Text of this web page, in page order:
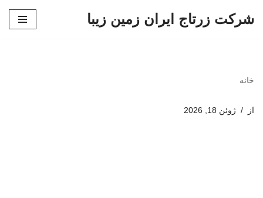
شرکت زرتاج ایران زمین زیبا
خانه
از ژوئن 18, 2026